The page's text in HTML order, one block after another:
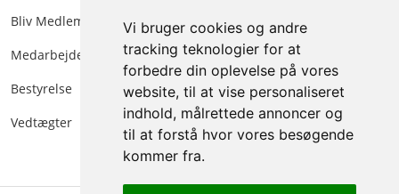
Vi bruger cookies og andre
tracking teknologier for at
forbedre din oplevelse på vores
website, til at vise personaliseret
indhold, målrettede annoncer og
til at forstå hvor vores besøgende
kommer fra.
Bliv Medlem
Medarbejdere
Bestyrelse
Vedtægter